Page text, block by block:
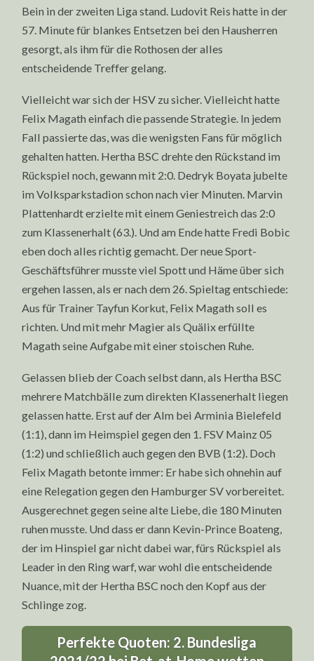
Bein in der zweiten Liga stand. Ludovit Reis hatte in der
57. Minute für blankes Entsetzen bei den Hausherren
gesorgt, als ihm für die Rothosen der alles
entscheidende Treffer gelang.
Vielleicht war sich der HSV zu sicher. Vielleicht hatte
Felix Magath einfach die passende Strategie. In jedem
Fall passierte das, was die wenigsten Fans für möglich
gehalten hatten. Hertha BSC drehte den Rückstand im
Rückspiel noch, gewann mit 2:0. Dedryk Boyata jubelte
im Volksparkstadion schon nach vier Minuten. Marvin
Plattenhardt erzielte mit einem Geniestreich das 2:0
zum Klassenerhalt (63.). Und am Ende hatte Fredi Bobic
eben doch alles richtig gemacht. Der neue Sport-
Geschäftsführer musste viel Spott und Häme über sich
ergehen lassen, als er nach dem 26. Spieltag entschiede:
Aus für Trainer Tayfun Korkut, Felix Magath soll es
richten. Und mit mehr Magier als Quälix erfüllte
Magath seine Aufgabe mit einer stoischen Ruhe.
Gelassen blieb der Coach selbst dann, als Hertha BSC
mehrere Matchbälle zum direkten Klassenerhalt liegen
gelassen hatte. Erst auf der Alm bei Arminia Bielefeld
(1:1), dann im Heimspiel gegen den 1. FSV Mainz 05
(1:2) und schließlich auch gegen den BVB (1:2). Doch
Felix Magath betonte immer: Er habe sich ohnehin auf
eine Relegation gegen den Hamburger SV vorbereitet.
Ausgerechnet gegen seine alte Liebe, die 180 Minuten
ruhen musste. Und dass er dann Kevin-Prince Boateng,
der im Hinspiel gar nicht dabei war, fürs Rückspiel als
Leader in den Ring warf, war wohl die entscheidende
Nuance, mit der Hertha BSC noch den Kopf aus der
Schlinge zog.
Perfekte Quoten: 2. Bundesliga